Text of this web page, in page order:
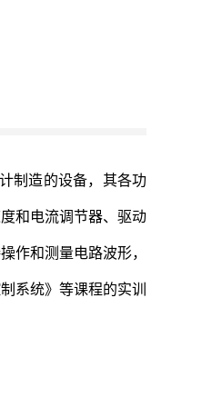
制造的设备，其各功
和电流调节器、驱动
作和测量电路波形，
系统》等课程的实训